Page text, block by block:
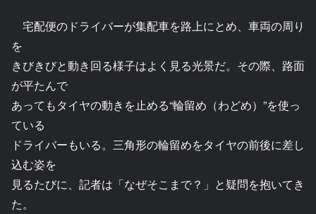
宅配便のドライバーが集配車を路上にとめ、車両の周り
を
きびきびと動き回る様子はよく見る光景だ。その際、路面
が平たんで
あってもタイヤの動きを止める“輪留め（わどめ）”を使っ
ている
ドライバーもいる。三角形の輪留めをタイヤの前後に差し
込む姿を
見るたびに、記者は「なぜそこまで？」と疑問を抱いてき
た。